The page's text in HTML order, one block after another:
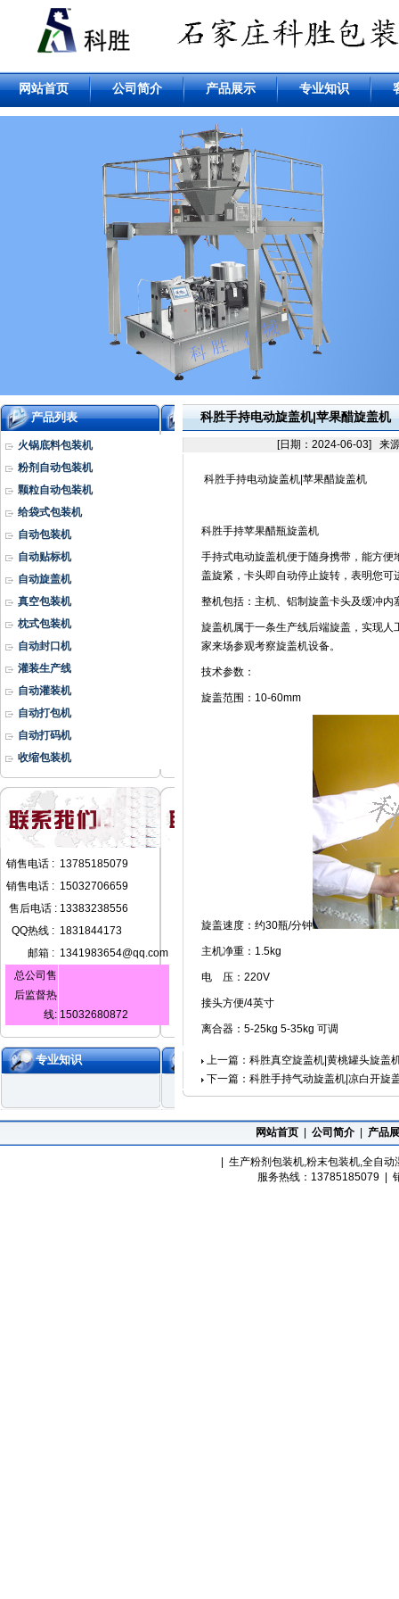
网站首页 公司简介 产品展示 专业知识
产品列表
火锅底料包装机
粉剂自动包装机
颗粒自动包装机
给袋式包装机
自动包装机
自动贴标机
自动旋盖机
真空包装机
枕式包装机
自动封口机
灌装生产线
自动灌装机
自动打包机
自动打码机
收缩包装机
销售电话 : 13785185079
销售电话 : 15032706659
售后电话 : 13383238556
QQ热线 : 1831844173
邮箱 : 1341983654@qq.com
总公司售
后监督热
线: 15032680872
专业知识
科胜手持电动旋盖机|苹果醋旋盖机
[日期：2024-06-03] 来
科胜手持电动旋盖机 苹果醋旋盖机
科胜手持苹果醋瓶旋盖机
手持式电动旋盖机便于随身携带，能方
盖旋紧，卡头即自动停止旋转，表明您可
整机包括：主机、铝制旋盖卡头及缓冲内
旋盖机属于一条生产线后端旋盖，实现
家来场参观考察旋盖机设备。
技术参数：
旋盖范围： 10-60mm
旋盖速度：约30瓶/分钟
主机净重： 1.5kg
电 压： 220V
接头方便/4英寸
离合器： 5-25kg 5-35kg 可调
上一篇：科胜真空旋盖机|黄桃罐头旋盖
下一篇：科胜手持气动旋盖机|凉白开旋
网站首页 公司简介 产品
| 生产粉剂包装机,粉末包装机,全自
服务热线：13785185079 |